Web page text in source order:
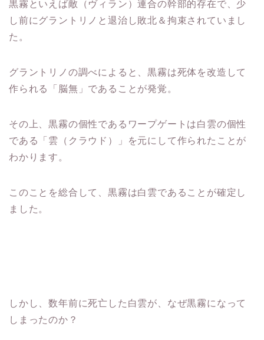
黒霧といえば敵（ヴィラン）連合の幹部的存在で、少
し前にグラントリノと退治し敗北＆拘束されていまし
た。
グラントリノの調べによると、黒霧は死体を改造して
作られる「脳無」であることが発覚。
その上、黒霧の個性であるワープゲートは白雲の個性
である「雲（クラウド）」を元にして作られたことが
わかります。
このことを総合して、黒霧は白雲であることが確定し
ました。
しかし、数年前に死亡した白雲が、なぜ黒霧になって
しまったのか？